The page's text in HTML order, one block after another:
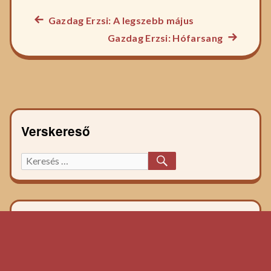
Bejegyzés
navigáció
Előző
recept:
Gazdag Erzsi: A legszebb május
Gazdag Erzsi: Hófarsang
főzelék
Verskereső
Keresett
főzelék